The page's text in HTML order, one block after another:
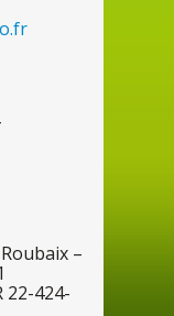
–
22-424-